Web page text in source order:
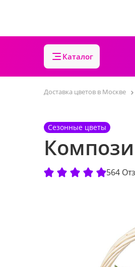
Каталог
Доставка цветов в Москве
Сезонные цветы
564